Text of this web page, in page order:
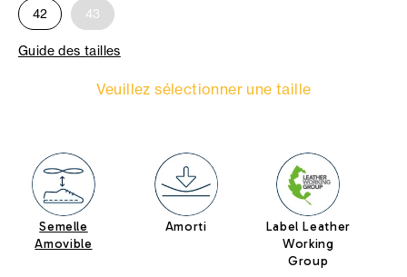
42 43
Guide des tailles
Veuillez sélectionner une taille
Semelle
Amovible
Amorti
Label Leather
Working
Group